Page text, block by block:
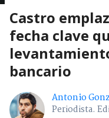
Castro
fecha clave
bancario
Antonio
Periodista.